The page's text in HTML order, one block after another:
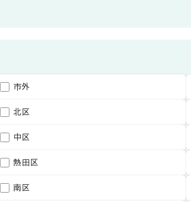
市外
北区
中区
熱田区
南区